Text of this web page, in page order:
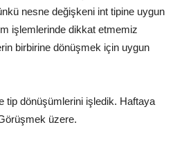
nesne değişkeni int tipine uygun
işlemlerinde dikkat etmemiz
birbirine dönüşmek için uygun
tip dönüşümlerini işledik. Haftaya
üzere.